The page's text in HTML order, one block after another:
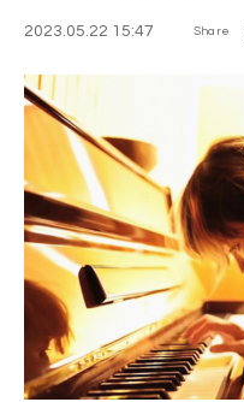
2023.05.22 15:47 Share